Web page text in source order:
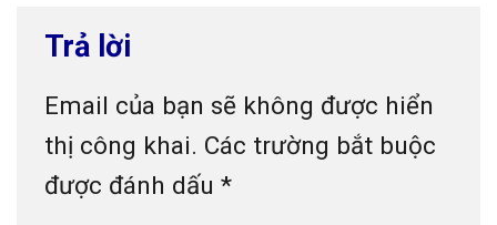
Trả lời
Email của bạn sẽ không được hiển
thị công khai. Các trường bắt buộc
được đánh dấu *